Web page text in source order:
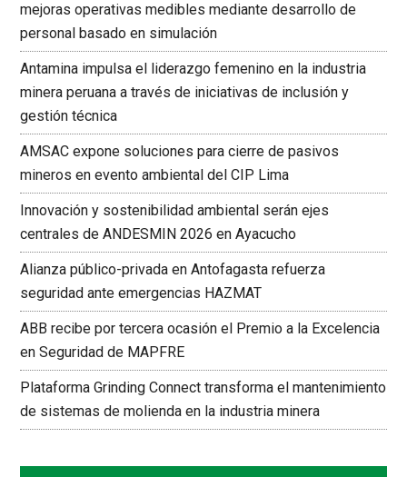
mejoras operativas medibles mediante desarrollo de
personal basado en simulación
Antamina impulsa el liderazgo femenino en la industria
minera peruana a través de iniciativas de inclusión y
gestión técnica
AMSAC expone soluciones para cierre de pasivos
mineros en evento ambiental del CIP Lima
Innovación y sostenibilidad ambiental serán ejes
centrales de ANDESMIN 2026 en Ayacucho
Alianza público-privada en Antofagasta refuerza
seguridad ante emergencias HAZMAT
ABB recibe por tercera ocasión el Premio a la Excelencia
en Seguridad de MAPFRE
Plataforma Grinding Connect transforma el mantenimiento
de sistemas de molienda en la industria minera